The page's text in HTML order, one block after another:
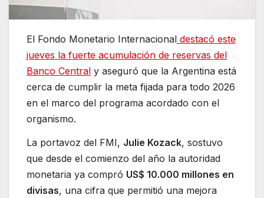
El Fondo Monetario Internacional destacó este
jueves la fuerte acumulación de reservas del
Banco Central y aseguró que la Argentina está
cerca de cumplir la meta fijada para todo 2026
en el marco del programa acordado con el
organismo.
La portavoz del FMI, Julie Kozack, sostuvo
que desde el comienzo del año la autoridad
monetaria ya compró US$ 10.000 millones en
divisas, una cifra que permitió una mejora